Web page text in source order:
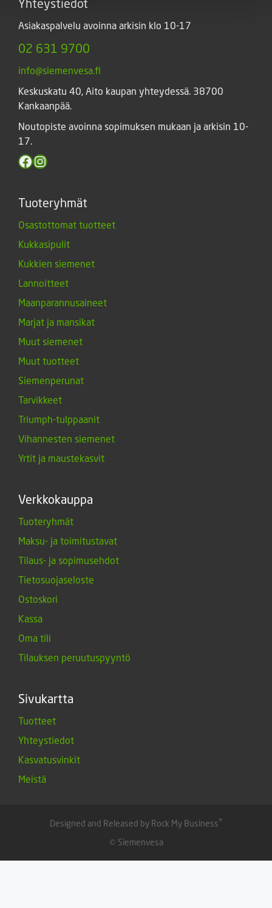
Yhteystiedot
Asiakaspalvelu avoinna arkisin klo 10-17
02 631 9700
info@siemenvesa.fi
Keskuskatu 40, Aito kaupan yhteydessä. 38700
Kankaanpää.
Noutopiste avoinna sopimuksen mukaan ja arkisin 10-
17.
Facebook
Instagram
Tuoteryhmät
Osastottomat tuotteet
Kukkasipulit
Kukkien siemenet
Lannoitteet
Maanparannusaineet
Marjat ja mansikat
Muut siemenet
Muut tuotteet
Siemenperunat
Tarvikkeet
Triumph-tulppaanit
Vihannesten siemenet
Yrtit ja maustekasvit
Verkkokauppa
Tuoteryhmät
Maksu- ja toimitustavat
Tilaus- ja sopimusehdot
Tietosuojaseloste
Ostoskori
Kassa
Oma tili
Tilauksen peruutuspyyntö
Sivukartta
Tuotteet
Yhteystiedot
Kasvatusvinkit
Meistä
Designed and Released by Rock My Business®
© Siemenvesa